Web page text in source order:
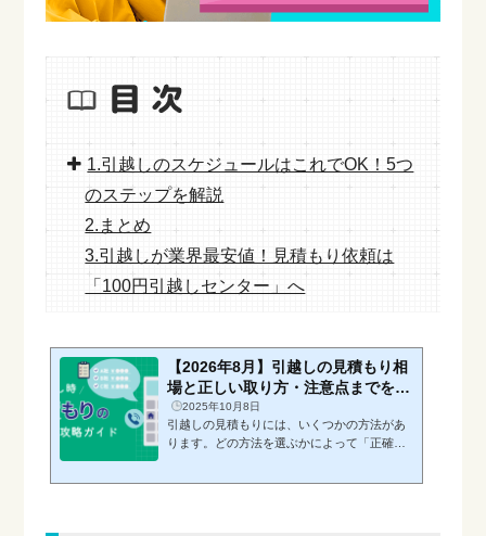
1.引越しのスケジュールはこれでOK！5つ
のステップを解説
2.まとめ
3.引越しが業界最安値！見積もり依頼は
「100円引越しセンター」へ
【2026年8月】引越しの見積もり相
場と正しい取り方・注意点までを徹
底解説
2025年10月8日
引越しの見積もりには、いくつかの方法があ
ります。どの方法を選ぶかによって「正確
しやすさ」が変わるため、まずは代表的な取